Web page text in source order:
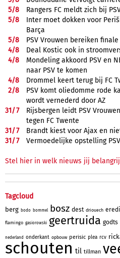
5/8
Rangers FC meldt zich bij
5/8
Inter moet dokken voor
Barça
5/8
PSV Vrouwen bereiken
4/8
Deal Kostic ook in
4/8
Mondeling akkoord PSV en
naar PSV te komen
4/8
Drommel keert terug bij FC
2/8
PSV komt oliedomme rode
wordt vernederd door AZ
31/7
Rijsbergen leidt PSV
tegen FC Twente
31/7
Brandt kiest voor Ajax en
31/7 Vermoedelijke opstelling PSV
Stel hier in welk nieuws jij
Tagcloud
berg bodo bommel bosz dest driouech
flamingo gasiorowski geertruida godts
nederland onderkant opbouw perisic plea rcv
schouten til tillman